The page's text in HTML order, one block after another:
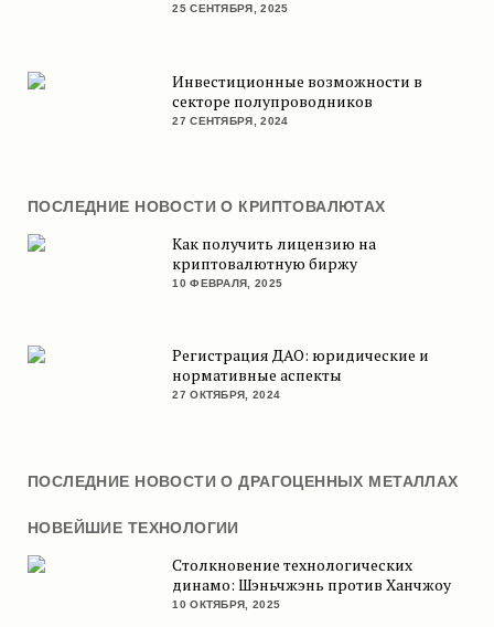
25 СЕНТЯБРЯ, 2025
Инвестиционные возможности в
секторе полупроводников
27 СЕНТЯБРЯ, 2024
ПОСЛЕДНИЕ НОВОСТИ О КРИПТОВАЛЮТАХ
Как получить лицензию на
криптовалютную биржу
10 ФЕВРАЛЯ, 2025
Регистрация ДАО: юридические и
нормативные аспекты
27 ОКТЯБРЯ, 2024
ПОСЛЕДНИЕ НОВОСТИ О ДРАГОЦЕННЫХ МЕТАЛЛАХ
НОВЕЙШИЕ ТЕХНОЛОГИИ
Столкновение технологических
динамо: Шэньчжэнь против Ханчжоу
10 ОКТЯБРЯ, 2025